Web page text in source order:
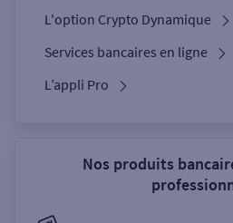
L'option Crypto Dynamique
Services bancaires en ligne
L’appli Pro
Nos produits